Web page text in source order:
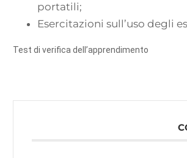
portatili;
Esercitazioni sull’uso degli
Test di verifica dell’apprendimento